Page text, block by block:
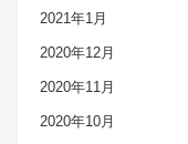
2021年1月
2020年12月
2020年11月
2020年10月